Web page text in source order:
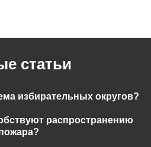
статьи
избирательных округов?
распространению